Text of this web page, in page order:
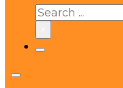
Search